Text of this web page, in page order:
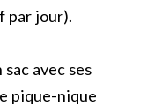
par jour).
avec ses
pique-nique